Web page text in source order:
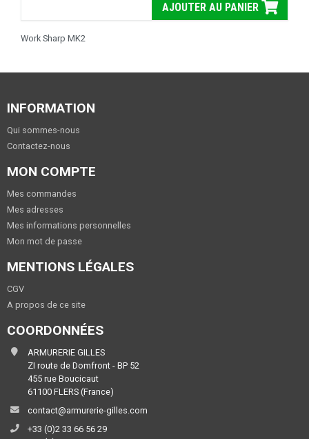
AJOUTER AU PANIER
Work Sharp MK2
INFORMATION
Qui sommes-nous
Contactez-nous
MON COMPTE
Mes commandes
Mes adresses
Mes informations personnelles
Mon mot de passe
MENTIONS LÉGALES
CGV
A propos de ce site
COORDONNÉES
ARMURERIE GILLES
ZI route de Domfront - BP 52
455 rue Boucicaut
61100 FLERS (France)
contact@armurerie-gilles.com
+33 (0)2 33 66 56 29